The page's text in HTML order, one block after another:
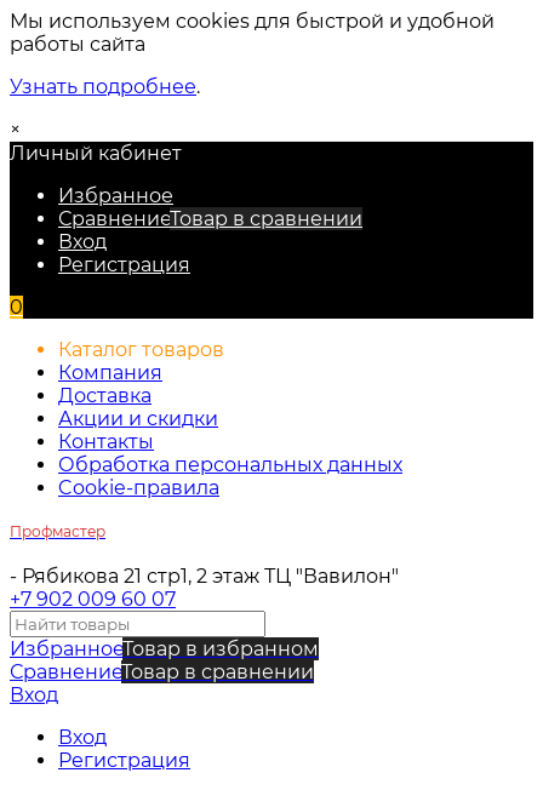
Мы используем cookies для быстрой и удобной
работы сайта
Узнать подробнее.
×
Личный кабинет
Избранное
СравнениеТовар в сравнении
Вход
Регистрация
0
Каталог товаров
Компания
Доставка
Акции и скидки
Контакты
Обработка персональных данных
Cookie-правила
Профмастер
- Рябикова 21 стр1, 2 этаж ТЦ "Вавилон"
+7 902 009 60 07
ИзбранноеТовар в избранном
СравнениеТовар в сравнении
Вход
Вход
Регистрация